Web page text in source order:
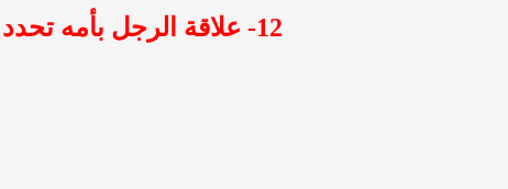
12- علاقة الرجل بأمه تحدد إلى حد كبير علاقته بالمرأة